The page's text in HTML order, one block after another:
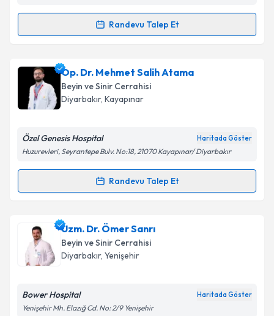
Randevu Talep Et
Randevu Takvimi Talebi
Op. Dr. Abdurrahim Tekiniçin randevu takvimi
talebi oluşturun. Size bu uzmandan randevu almanız
için bir takvim hazırlandığında e-posta ile
bilgilendireceğiz.
Kişisel verilerimin işlenmesine ilişkinAydınlatma
kapsamda işlenmesini kabul ediyorum.
Takvim Talebini Gönder
Op. Dr. Mehmet Salih Atama
Beyin ve Sinir Cerrahisi
Diyarbakır, Kayapınar
Özel Genesis Hospital Haritada Göster
Huzurevleri, Seyrantepe Bulv. No:18, 21070 Kayapınar/ Diyarbakır
Randevu Talep Et
Randevu Takvimi Talebi
Op. Dr. Mehmet Salih Atama
talebi oluşturun. Size bu uzmandan randevu almanız
için bir takvim hazırlandığında e-posta ile
bilgilendireceğiz.
Uzm. Dr. Ömer Sanrı
Beyin ve Sinir Cerrahisi
Diyarbakır, Yenişehir
Bower Hospital Haritada Göster
Yenişehir Mh. Elazığ Cd. No: 2/9 Yenişehir